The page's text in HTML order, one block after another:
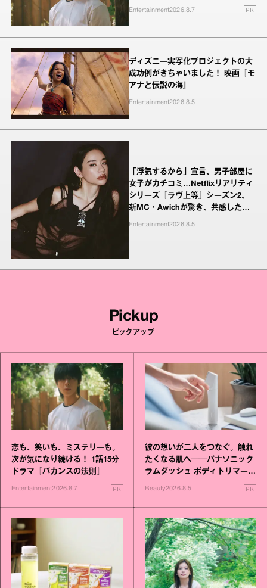
Entertainment2026.8.7 PR
ディズニー実写化プロジェクトの大
成功例がきちゃいました！ 映画『モ
アナと伝説の海』
Entertainment2026.8.5
「浮気するから」宣言、男子部屋に
女子がカチコミ…Netflixリアリティ
シリーズ『ラヴ上等』シーズン2、
新MC・Awichが驚き、共感したヤ
Entertainment2026.8.5
Pickup
ピックアップ
恋も、笑いも、ミステリーも。
次が気になり続ける！ 1話15分
ドラマ『バカンスの法則』
Entertainment2026.8.7 PR
彼の想いが二人をつなぐ。触れ
たくなる肌へ──パナソニック
ラムダッシュ ボディトリマーが
Beauty2026.8.5 PR